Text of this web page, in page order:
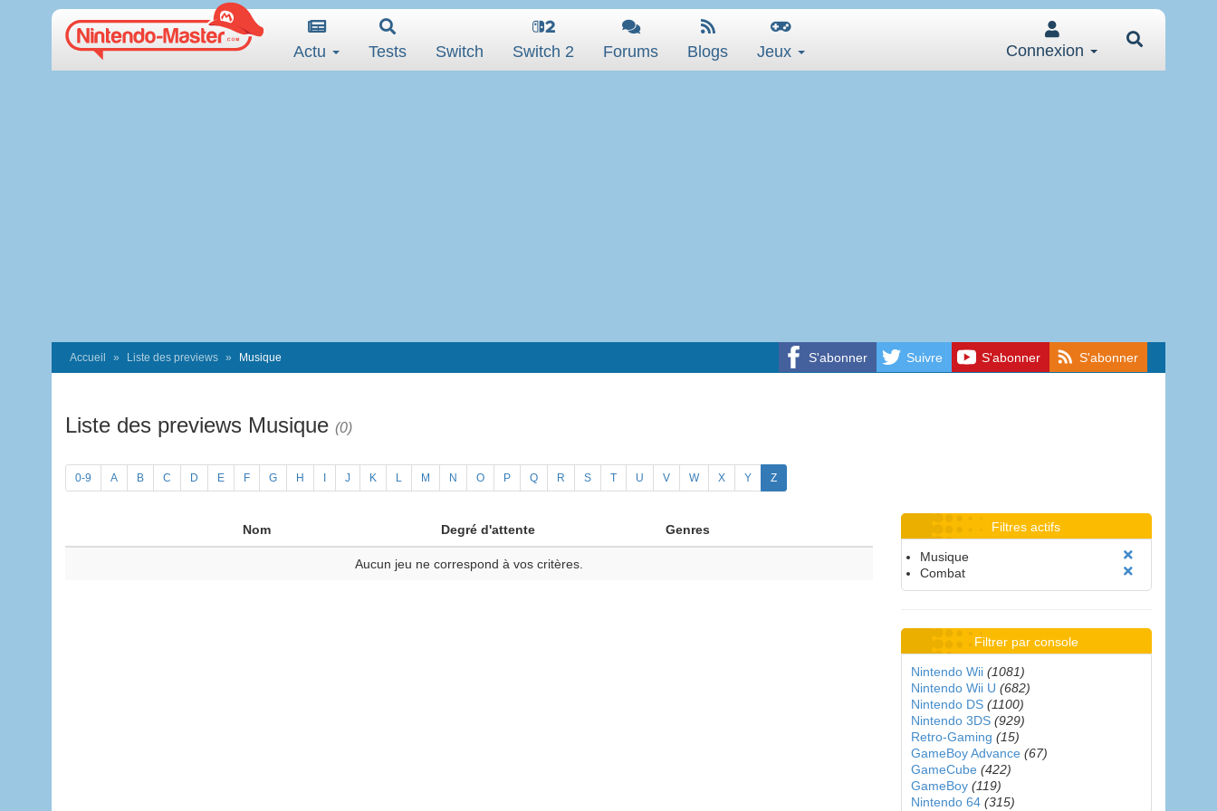
Actu Tests Switch Switch 2 Forums Blogs Jeux Connexion
S'abonner Suivre S'abonner S'abonner
Accueil Liste des previews Musique
Liste des previews Musique (0)
0-9 A B C D E F G H J K L M N O P Q R S T U V W X Y Z
Nom Degré d'attente Genres
Aucun jeu ne correspond à vos critères.
Filtres actifs
Musique
Combat
Filtrer par console
Nintendo Wii (1081)
Nintendo Wii U (682)
Nintendo DS (1100)
Nintendo 3DS (929)
Retro-Gaming (15)
GameBoy Advance (67)
GameCube (422)
GameBoy (119)
Nintendo 64 (315)